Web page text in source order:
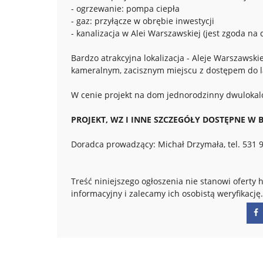
- ogrzewanie: pompa ciepła
- gaz: przyłącze w obrębie inwestycji
- kanalizacja w Alei Warszawskiej (jest zgoda
Bardzo atrakcyjna lokalizacja - Aleje
kameralnym, zacisznym miejscu z dostępem do
W cenie projekt na dom jednorodzinny
PROJEKT, WZ I INNE SZCZEGÓŁY DOSTĘPNE W
Doradca prowadzący: Michał Drzymała, tel. 531
Treść niniejszego ogłoszenia nie stanowi
informacyjny i zalecamy ich osobistą weryfikację.